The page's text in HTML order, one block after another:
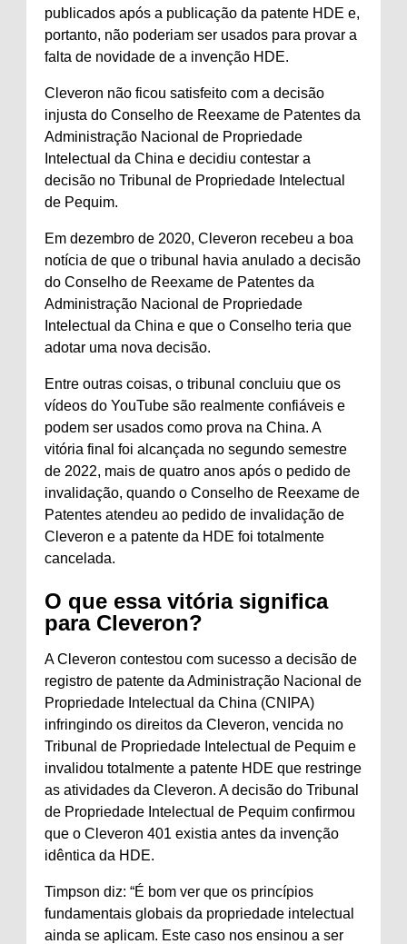
publicados após a publicação da patente HDE e,
portanto, não poderiam ser usados ​​para provar a
falta de novidade de a invenção HDE.
Cleveron não ficou satisfeito com a decisão
injusta do Conselho de Reexame de Patentes da
Administração Nacional de Propriedade
Intelectual da China e decidiu contestar a
decisão no Tribunal de Propriedade Intelectual
de Pequim.
Em dezembro de 2020, Cleveron recebeu a boa
notícia de que o tribunal havia anulado a decisão
do Conselho de Reexame de Patentes da
Administração Nacional de Propriedade
Intelectual da China e que o Conselho teria que
adotar uma nova decisão.
Entre outras coisas, o tribunal concluiu que os
vídeos do YouTube são realmente confiáveis ​​e
podem ser usados ​​como prova na China. A
vitória final foi alcançada no segundo semestre
de 2022, mais de quatro anos após o pedido de
invalidação, quando o Conselho de Reexame de
Patentes atendeu ao pedido de invalidação de
Cleveron e a patente da HDE foi totalmente
cancelada.
O que essa vitória significa
para Cleveron?
A Cleveron contestou com sucesso a decisão de
registro de patente da Administração Nacional de
Propriedade Intelectual da China (CNIPA)
infringindo os direitos da Cleveron, vencida no
Tribunal de Propriedade Intelectual de Pequim e
invalidou totalmente a patente HDE que restringe
as atividades da Cleveron. A decisão do Tribunal
de Propriedade Intelectual de Pequim confirmou
que o Cleveron 401 existia antes da invenção
idêntica da HDE.
Timpson diz: “É bom ver que os princípios
fundamentais globais da propriedade intelectual
ainda se aplicam. Este caso nos ensinou a ser